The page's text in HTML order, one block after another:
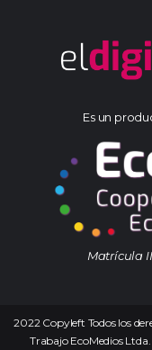
Es un
Matrícula
2022 Copyleft Todos los
Trabajo EcoMedios